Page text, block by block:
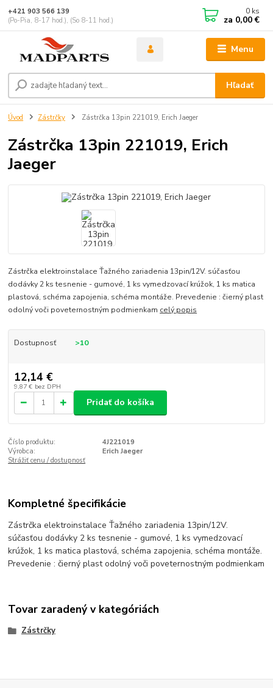
Menu
Hľadať
+421 903 566 139
(Po-Pia, 8-17 hod.), (So 8-11 hod.)
0 ks
za 0,00 €
Úvod Zástrčky Zástrčka 13pin 221019, Erich Jaeger
Zástrčka 13pin 221019, Erich
Jaeger
Zástrčka elektroinstalace Ťažného zariadenia 13pin/12V. súčasťou
dodávky 2 ks tesnenie - gumové, 1 ks vymedzovací krúžok, 1 ks matica
plastová, schéma zapojenia, schéma montáže. Prevedenie : čierný plast
odolný voči poveternostným podmienkam celý popis
Dostupnosť >10
12,14 €
9,87 € bez DPH
Pridať do košíka
Číslo produktu:
4J221019
Výrobca:
Erich Jaeger
Strážiť cenu / dostupnosť
Kompletné špecifikácie
Zástrčka elektroinstalace Ťažného zariadenia 13pin/12V.
súčasťou dodávky 2 ks tesnenie - gumové, 1 ks vymedzovací
krúžok, 1 ks matica plastová, schéma zapojenia, schéma montáže.
Prevedenie : čierný plast odolný voči poveternostným podmienkam
Tovar zaradený v kategóriách
Zástrčky